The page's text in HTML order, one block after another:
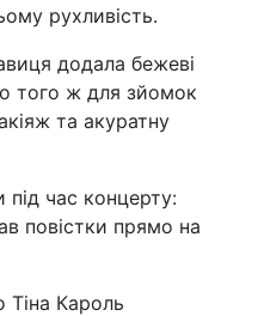
рухливість.
додала бежеві
того ж для зйомок
та акуратну
під час концерту:
повістки прямо на
Тіна Кароль